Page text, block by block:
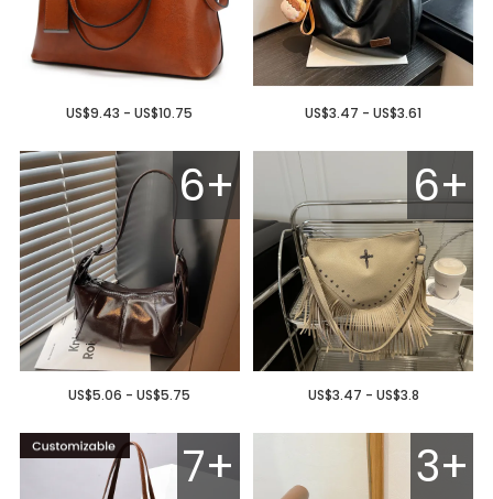
US$9.43 - US$10.75 US$3.47 - US$3.61
6+
US$5.06 - US$5.75
6+
US$3.47 - US$3.8
7+ 3+